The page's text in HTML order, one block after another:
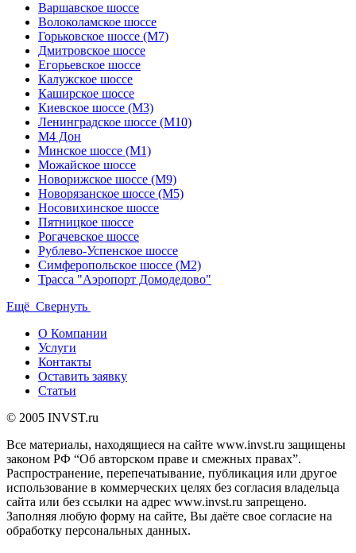
Варшавское шоссе
Волоколамское шоссе
Горьковское шоссе (М7)
Дмитровское шоссе
Егорьевское шоссе
Калужское шоссе
Каширское шоссе
Киевское шоссе (М3)
Ленинградское шоссе (М10)
М4 Дон
Минское шоссе (М1)
Можайское шоссе
Новорижское шоссе (М9)
Новорязанское шоссе (М5)
Носовихинское шоссе
Пятницкое шоссе
Рогачевское шоссе
Рублево-Успенское шоссе
Симферопольское шоссе (М2)
Трасса "Аэропорт Домодедово"
Ещё Свернуть
О Компании
Услуги
Контакты
Оставить заявку
Статьи
© 2005 INVST.ru
Все материалы, находящиеся на сайте www.invst.ru защищены
законом РФ “Об авторском праве и смежных правах”.
Распространение, перепечатывание, публикация или другое
использование в коммерческих целях без согласия владельца
сайта или без ссылки на адрес www.invst.ru запрещено.
Заполняя любую форму на сайте, Вы даёте свое согласие на
обработку персональных данных.